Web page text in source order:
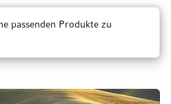
passenden Produkte zu